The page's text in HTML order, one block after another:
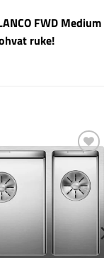
FWD Medium
ruke!
Dodaj
na
listu
želja